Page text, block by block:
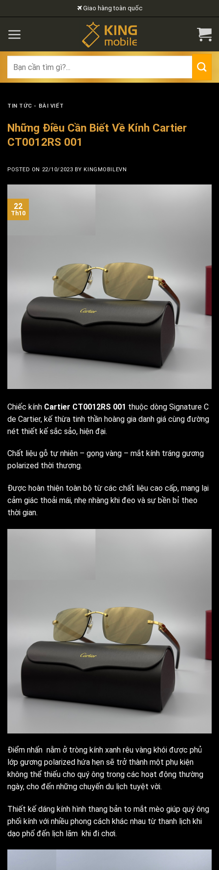
to
content
Giao hàng toàn quốc
for:
TIN TỨC - BÀI VIẾT
Những Điều Cần Biết Về Kính Cartier
CT0012RS 001
POSTED ON 22/10/2023 BYKINGMOBILEVN
22
Th10
Chiếc kính Cartier CT0012RS 001 thuộc dòng Signature C
de Cartier, kế thừa tinh thần hoàng gia danh giá cùng đường
nét thiết kế sắc sảo, hiện đại.
Chất liệu gỗ tự nhiên – gọng vàng – mắt kính tráng gương
polarized thời thượng.
Được hoàn thiện toàn bộ từ các chất liệu cao cấp, mang lại
cảm giác thoải mái, nhẹ nhàng khi đeo và sự bền bỉ theo
thời gian.
Điểm nhấn nằm ở tròng kính xanh rêu vàng khói được phủ
lớp gương polarized hứa hẹn sẽ trở thành một phụ kiện
không thể thiếu cho quý ông trong các hoạt động thường
ngày, cho đến những chuyến du lịch tuyệt vời.
Thiết kế dáng kính hình thang bản to mắt mèo giúp quý ông
phối kính với nhiều phong cách khác nhau từ thanh lịch khi
dạo phố đến lịch lãm khi đi chơi.